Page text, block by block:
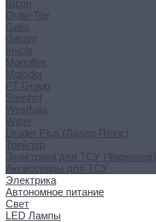
Bizon
Draw-Tite
Galia
Garant
Imiola
Monoflex
Motodor
PT Group
Steinhof
Westfalia
Witter
Leader Plus (Лидер Плюс)
Трейлер
Электрика для ТСУ (Фаркопов)
Аксессуары для ТСУ
Электрика
Автономное питание
Свет
LED Лампы